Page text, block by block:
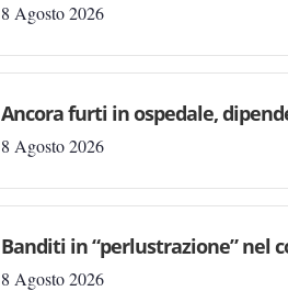
8 Agosto 2026
Ancora furti in ospedale,
8 Agosto 2026
Banditi in “perlustrazione” nel
8 Agosto 2026